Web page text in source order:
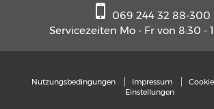
069 244 32 88-300
Servicezeiten Mo - Fr von 8:30 -
Nutzungsbedingungen Impressum
Einstellungen